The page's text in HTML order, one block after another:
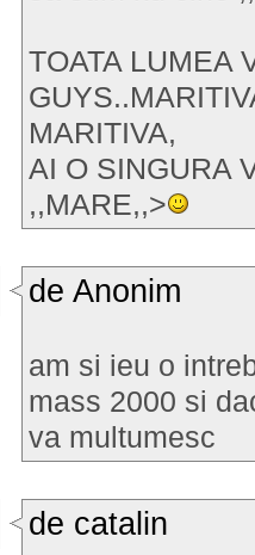
TOATA LUMEA
MARITIVA,
AI O SINGURA
,,MARE,,>
de Anonim
am si ieu o
mass 2000 si
va multumesc
de catalin